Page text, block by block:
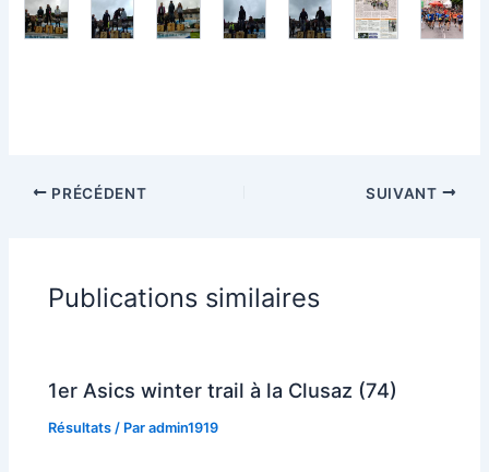
PRÉCÉDENT SUIVANT
Publications similaires
1er Asics winter trail à la Clusaz (74)
Résultats / Paradmin1919